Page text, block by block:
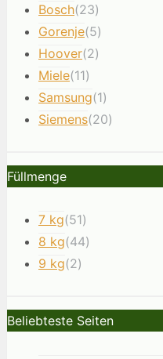
Bosch(23)
Gorenje(5)
Hoover(2)
Miele(11)
Samsung(1)
Siemens(20)
Füllmenge
7 kg(51)
8 kg(44)
9 kg(2)
Beliebteste Seiten